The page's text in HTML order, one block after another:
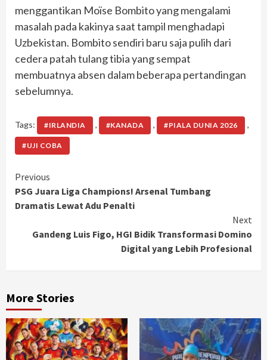
menggantikan Moïse Bombito yang mengalami
masalah pada kakinya saat tampil menghadapi
Uzbekistan. Bombito sendiri baru saja pulih dari
cedera patah tulang tibia yang sempat
membuatnya absen dalam beberapa pertandingan
sebelumnya.
Tags: #IRLANDIA , #KANADA , #PIALA DUNIA 2026 ,
#UJI COBA
Continue
Reading
Previous
PSG Juara Liga Champions! Arsenal Tumbang
Dramatis Lewat Adu Penalti
Next
Gandeng Luis Figo, HGI Bidik Transformasi Domino
Digital yang Lebih Profesional
More Stories